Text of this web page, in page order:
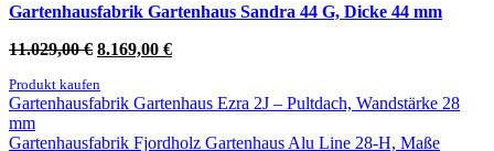
Gartenhausfabrik Gartenhaus Sandra 44 G, Dicke 44 mm
11.029,00€ Ursprünglicher
war:
11.029,00 €
8.169,00 €Aktueller
8.169,00 €.
Produkt kaufen
Gartenhausfabrik Gartenhaus Ezra 2J – Pultdach, Wandstärke 28
mm
Gartenhausfabrik Fjordholz Gartenhaus Alu Line 28-H, Maße